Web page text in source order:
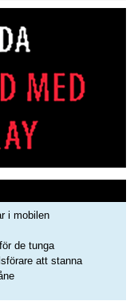
i mobilen
de tunga
att stanna